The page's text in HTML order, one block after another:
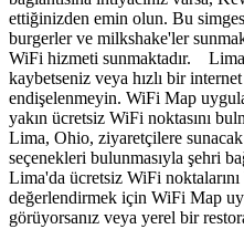
ettiğinizden emin olun. Bu
burgerler ve milkshake'ler
WiFi hizmeti sunmaktadır.
kaybetseniz veya hızlı bir internet
endişelenmeyin. WiFi Map
yakın ücretsiz WiFi noktasını
Lima, Ohio, ziyaretçilere
seçenekleri bulunmasıyla şehri
Lima'da ücretsiz WiFi
değerlendirmek için WiFi Map
görüyorsanız veya yerel bir